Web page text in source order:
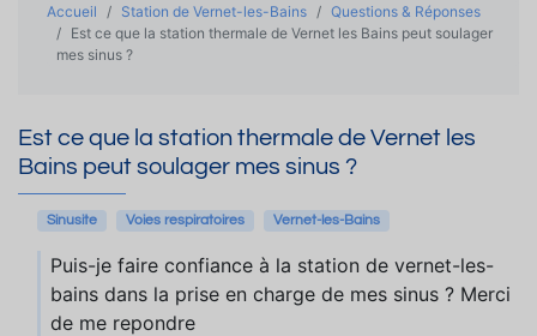
Accueil Station de Vernet-les-Bains
Questions & Réponses
Est ce que la station thermale de Vernet les Bains peut soulager
mes sinus ?
Est ce que la station thermale de Vernet les
Bains peut soulager mes sinus ?
Sinusite Voies respiratoires Vernet-les-Bains
Puis-je faire confiance à la station de vernet-les-
bains dans la prise en charge de mes sinus ? Merci
de me repondre